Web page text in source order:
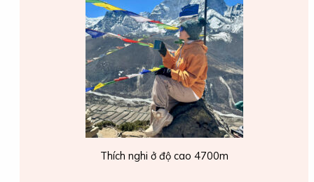
Thích nghi ở độ cao 4700m